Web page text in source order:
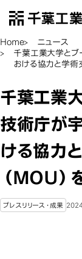
千葉工業大学
Home
ニュース
千葉工業大学と
おける協力と学術
千葉工業
技術庁が
ける協力
（MOU）
プレスリリース・成果